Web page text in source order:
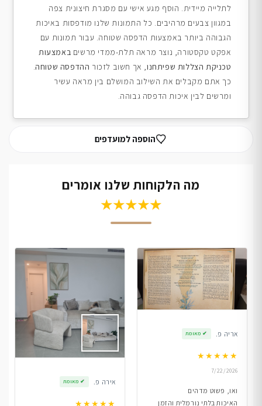
לתלייה מיידית. הוסף מגע אישי עם מסגרת חיצונית צפה
במגוון צבעים מרהיבים. כל התמונות שלנו מודפסות באיכות
הגבוהה ביותר באמצעות הדפסה שטוחה. עבור תמונות עם
אפקט טקסטורה, נוצר מראה תלת-ממדי מרשים באמצעות
טכניקת הצללות שפיתחנו, אך חשוב לזכור ההדפסה שטוחה.
כך אתם מקבלים את השילוב המושלם בין מראה עשיר
ומרשים לבין איכות הדפסה גבוהה.
הוספה למועדפים
מה הלקוחות שלנו אומרים
★★★★★
אריה פ. ✔ מאומת
★★★★★
7/22/2026
ואו, פשוט מדהים
האיכות בלתי נורמלית והזמן
אירה פ. ✔ מאומת
★★★★★